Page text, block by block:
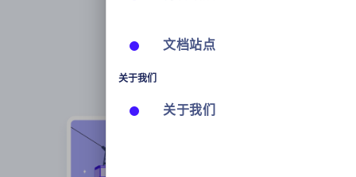
文档站点
关于我们
关于我们